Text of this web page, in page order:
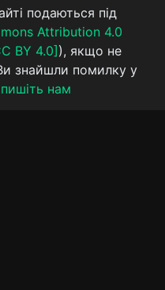
подаються під
Attribution 4.0
BY 4.0] ), якщо не
знайшли помилку у
нам